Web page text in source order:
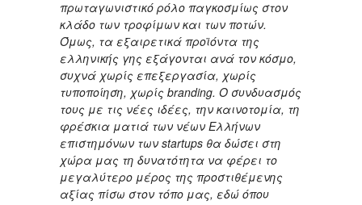
πρωταγωνιστικό ρόλο παγκοσμίως στον
κλάδο των τροφίμων και των ποτών.
Όμως, τα εξαιρετικά προϊόντα της
ελληνικής γης εξάγονται ανά τον κόσμο,
συχνά χωρίς επεξεργασία, χωρίς
τυποποίηση, χωρίς branding. Ο συνδυασμός
τους με τις νέες ιδέες, την καινοτομία, τη
φρέσκια ματιά των νέων Ελλήνων
επιστημόνων των startups θα δώσει στη
χώρα μας τη δυνατότητα να φέρει το
μεγαλύτερο μέρος της προστιθέμενης
αξίας πίσω στον τόπο μας, εδώ όπου